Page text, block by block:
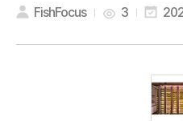
FishFocus 3